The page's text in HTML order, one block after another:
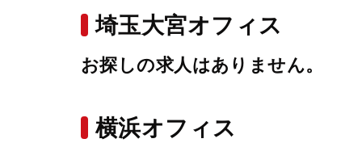
埼玉大宮オフィス
お探しの求人はありません。
横浜オフィス